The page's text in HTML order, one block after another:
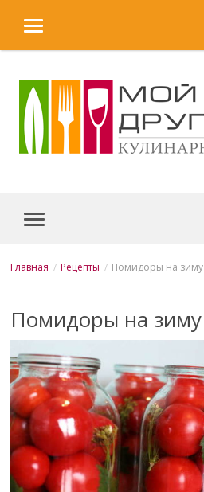
MENU
MENU
Главная Рецепты Помидоры на зиму
Помидоры на зиму